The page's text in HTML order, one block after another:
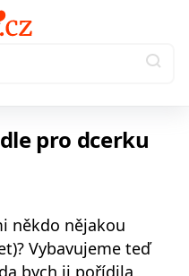
pro dcerku
někdo nějakou
Vybavujeme teď
bych ji pořídila